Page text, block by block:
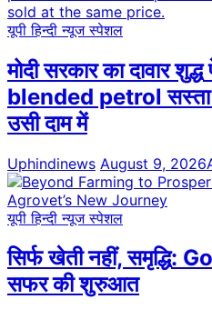
यूपी हिन्दी न्यूज स्पेशल
मोदी सरकार का दावार
blended petrol सस्ता
उसी दाम में
Uphindinews August 9, 2026
यूपी हिन्दी न्यूज स्पेशल
सिर्फ खेती नहीं,
सफर की शुरुआत